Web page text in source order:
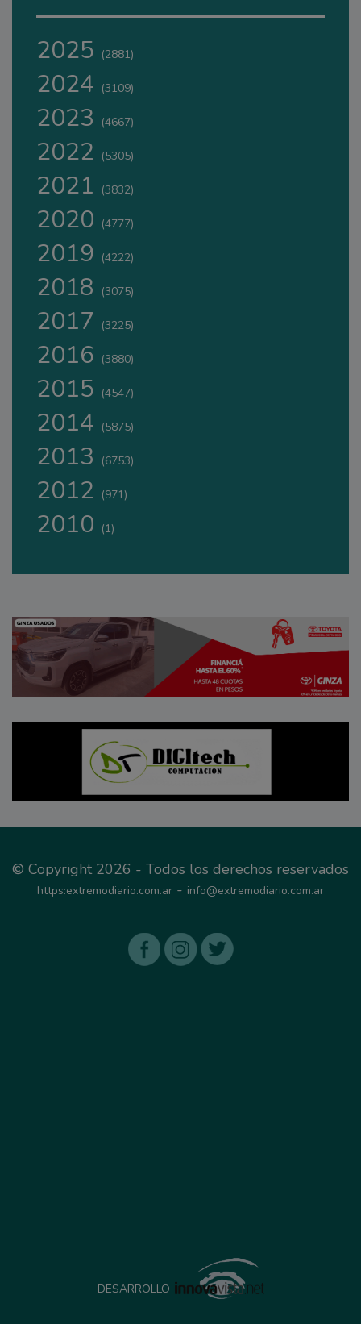
2025 (2881)
2024 (3109)
2023 (4667)
2022 (5305)
2021 (3832)
2020 (4777)
2019 (4222)
2018 (3075)
2017 (3225)
2016 (3880)
2015 (4547)
2014 (5875)
2013 (6753)
2012 (971)
2010 (1)
© Copyright 2026 - Todos los derechos reservados
https:extremodiario.com.ar - info@extremodiario.com.ar
DESARROLLO